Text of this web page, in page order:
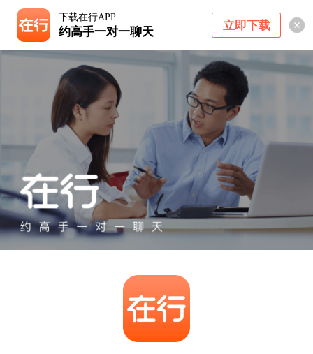
下载在行APP
约高手一对一聊天 立即下载